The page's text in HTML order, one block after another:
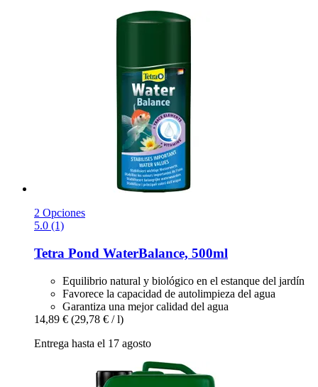
2 Opciones
5.0 (1)
Tetra Pond WaterBalance, 500ml
Equilibrio natural y biológico en el estanque del jardín
Favorece la capacidad de autolimpieza del agua
Garantiza una mejor calidad del agua
14,89 € (29,78 € / l)
Entrega hasta el 17 agosto